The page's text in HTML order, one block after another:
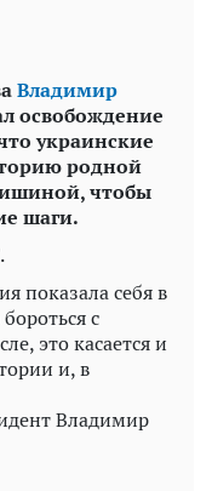
Владимир
освобождение
украинские
родной
чтобы
шаги.
показала себя в
с
это касается и
и, в
Владимир